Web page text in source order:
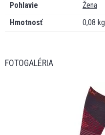
Pohlavie
Žena
Hmotnosť
0,08 kg
FOTOGALÉRIA